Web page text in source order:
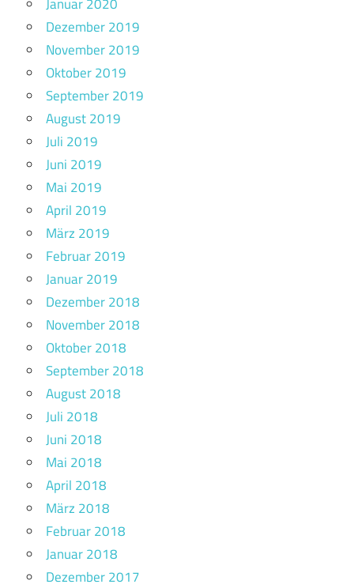
Dezember 2019
November 2019
Oktober 2019
September 2019
August 2019
Juli 2019
Juni 2019
Mai 2019
April 2019
März 2019
Februar 2019
Januar 2019
Dezember 2018
November 2018
Oktober 2018
September 2018
August 2018
Juli 2018
Juni 2018
Mai 2018
April 2018
März 2018
Februar 2018
Januar 2018
Dezember 2017